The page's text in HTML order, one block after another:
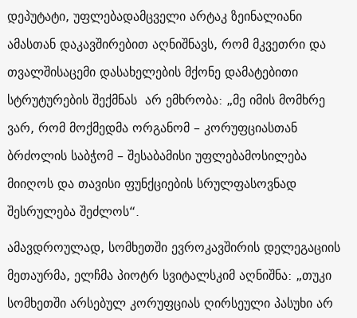
დეპუტატი, უფლებადამცველი არტაკ ზეინალიანი
ამასთან დაკავშირებით აღნიშნავს, რომ მკვეთრი და
თვალშისაცემი დასახელების მქონე დამატებითი
სტრუტურების შექმნას არ ემხრობა: „მე იმის მომხრე
ვარ, რომ მოქმედმა ორგანომ – კორუფციასთან
ბრძოლის საბჭომ – შესაბამისი უფლებამოსილება
მიიღოს და თავისი ფუნქციების სრულფასოვნად
შესრულება შეძლოს“.
ამავდროულად, სომხეთში ევროკავშირის დელეგაციის
მეთაურმა, ელჩმა პიოტრ სვიტალსკიმ აღნიშნა: „თუკი
სომხეთში არსებულ კორუფციას ღირსეული პასუხი არ